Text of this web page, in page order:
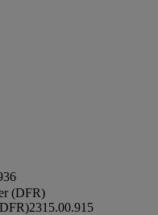
(DFR)
2315.00.915